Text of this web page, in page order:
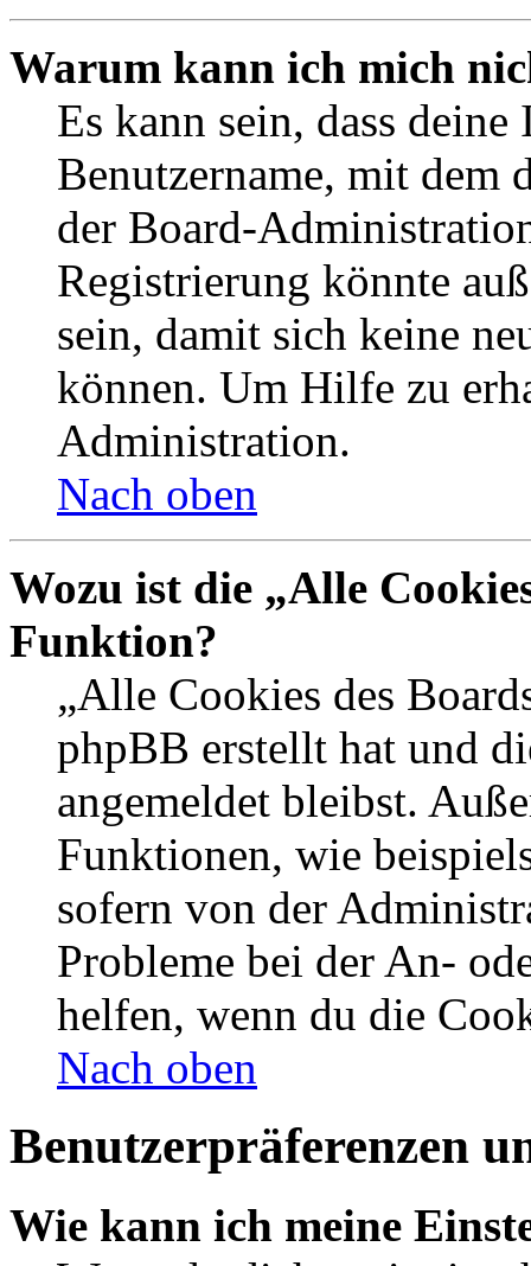
Warum kann ich mich
Es kann sein, dass
Benutzername, mit dem
der Board-
Registrierung könnte
sein, damit sich keine
können. Um Hilfe zu
Administration.
Nach oben
Wozu ist die „Alle
Funktion?
„Alle Cookies des
phpBB erstellt hat und
angemeldet bleibst.
Funktionen, wie
sofern von der
Probleme bei der An-
helfen, wenn du die
Nach oben
Benutzerpräferenzen
Wie kann ich meine